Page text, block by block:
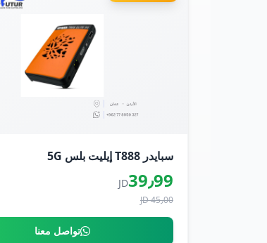
سبايدر T888 إيليت بلس 5G
39٫99JD
45٫00 JD
تواصل معنا